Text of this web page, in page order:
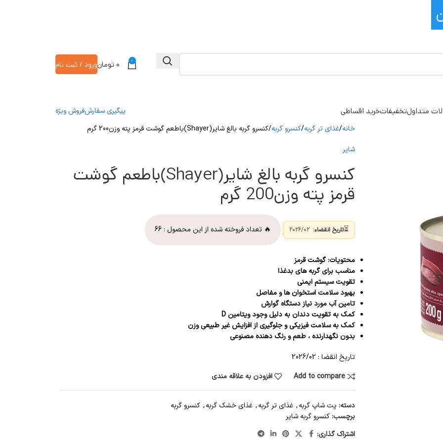
0 ۰تومانورود / ثبت نام
متداولتخفیفاتخرید اقساطی پیگیری سفارشفروش ویژه
خانه غذای تر گربه کنسرو گربه کنسرو گربه بالغ شایر(Shayer)باطعم گوشت قرمز پته وزن200 گرم
شایر
کنسرو گربه بالغ شایر(Shayer)باطعم گوشت
قرمز پته وزن200 گرم
⏳تاریخ انقضاء: 🔥 تعداد فروخته شده از این محصول :66
محتویات: گوشت قرمز
مناسب برای گربه های بدغذا
تقویت سیستم ایمنی
بهبود سلامت استخوان ها و مفاصل
تامین آب مورد نیاز دستگاه گوارش
کمک به تقویت دندان به دلیل وجود ویتامین D
کمک به سلامت فیزیکی و جلوگیری از افزایش غیر طبیعی وزن
بدون نگهدارنده ، طعم و رنگ دهنده مصنوعی
تاریخ انقضا : 2026/02
Add to compare
افزودن به علاقه مندی
دسته: پت شاپ گربه, غذای تر گربه, غذای خشک گربه, کنسرو گربه
برچسب:کنسرو گربه شایر
اشتراک گذاری: